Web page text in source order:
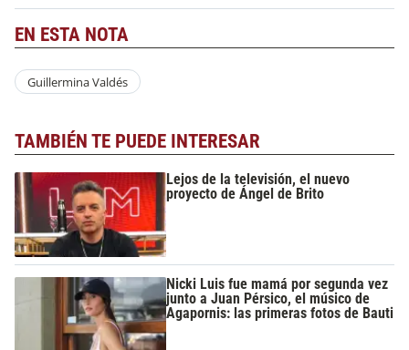
EN ESTA NOTA
Guillermina Valdés
TAMBIÉN TE PUEDE INTERESAR
Lejos de la televisión, el nuevo
proyecto de Ángel de Brito
Nicki Luis fue mamá por segunda vez
junto a Juan Pérsico, el músico de
Agapornis: las primeras fotos de Bauti